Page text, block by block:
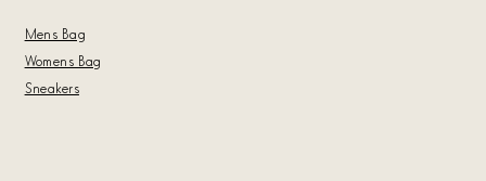
Mens Bag
Womens Bag
Sneakers